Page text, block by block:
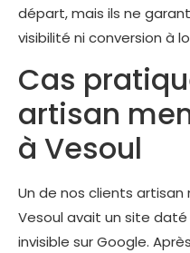
départ, mais ils ne
visibilité ni conversion à
Cas
artisan
à Vesoul
Un de nos clients artisan
Vesoul avait un site
invisible sur Google.